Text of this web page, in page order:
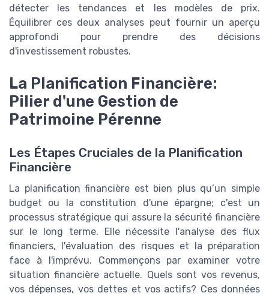
détecter les tendances et les modèles de prix.
Équilibrer ces deux analyses peut fournir un aperçu
approfondi pour prendre des décisions
d'investissement robustes.
La Planification Financière:
Pilier d'une Gestion de
Patrimoine Pérenne
Les Étapes Cruciales de la Planification
Financière
La planification financière est bien plus qu’un simple
budget ou la constitution d'une épargne; c'est un
processus stratégique qui assure la sécurité financière
sur le long terme. Elle nécessite l'analyse des flux
financiers, l'évaluation des risques et la préparation
face à l'imprévu. Commençons par examiner votre
situation financière actuelle. Quels sont vos revenus,
vos dépenses, vos dettes et vos actifs? Ces données